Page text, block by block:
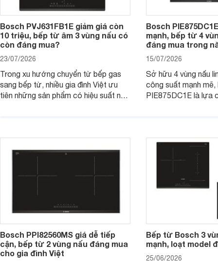
Bosch PVJ631FB1E giảm giá còn
10 triệu, bếp từ âm 3 vùng nấu có
còn đáng mua?
23/07/2026
Trong xu hướng chuyển từ bếp gas
sang bếp từ, nhiều gia đình Việt ưu
tiên những sản phẩm có hiệu suất nấu
mẫu bếp đáp ứng tốt các tiêu chí này.
Bosch
mạnh, bếp từ 4
đáng mua trong
15/07/2026
Sở hữu 4 vùng nấu
công suất mạnh
PIE875DC1E là lựa
Bosch PPI82560MS giá dễ tiếp
cận, bếp từ 2 vùng nấu đáng mua
cho gia đình Việt
Bếp từ Bosch 3
mạnh, loạt model
25/06/2026